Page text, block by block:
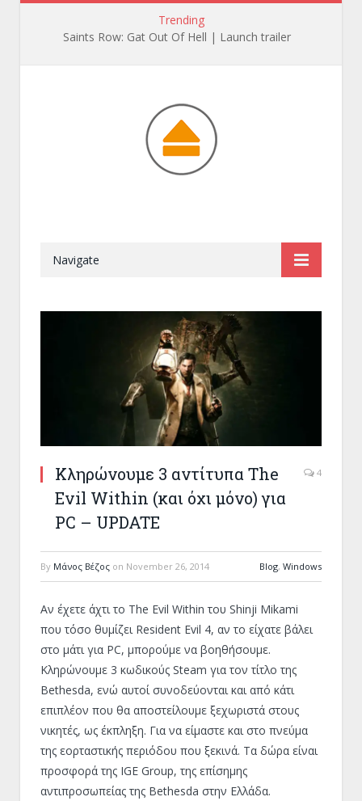
Trending
Saints Row: Gat Out Of Hell | Launch trailer
Navigate
Κληρώνουμε 3 αντίτυπα The
Evil Within (και όχι μόνο) για
PC – UPDATE
4
By Μάνος Βέζος on November 26, 2014 Blog, Windows
Αν έχετε άχτι το The Evil Within του Shinji Mikami
που τόσο θυμίζει Resident Evil 4, αν το είχατε βάλει
στο μάτι για PC, μπορούμε να βοηθήσουμε.
Κληρώνουμε 3 κωδικούς Steam για τον τίτλο της
Bethesda, ενώ αυτοί συνοδεύονται και από κάτι
επιπλέον που θα αποστείλουμε ξεχωριστά στους
νικητές, ως έκπληξη. Για να είμαστε και στο πνεύμα
της εορταστικής περιόδου που ξεκινά. Τα δώρα είναι
προσφορά της IGE Group, της επίσημης
αντιπροσωπείας της Bethesda στην Ελλάδα.